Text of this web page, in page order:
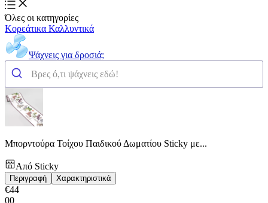
Όλες οι κατηγορίες
Κορεάτικα Καλλυντικά
Ψάχνεις για δροσιά;
Μπορντούρα Τοίχου Παιδικού Δωματίου Sticky με...
Από Sticky
Περιγραφή Χαρακτηριστικά
€44
00